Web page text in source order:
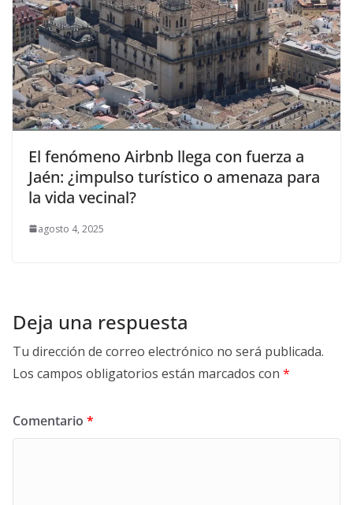
El fenómeno Airbnb llega con fuerza a
Jaén: ¿impulso turístico o amenaza para
la vida vecinal?
agosto 4, 2025
Deja una respuesta
Tu dirección de correo electrónico no será publicada.
Los campos obligatorios están marcados con *
Comentario *